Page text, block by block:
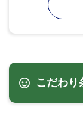
こだわり